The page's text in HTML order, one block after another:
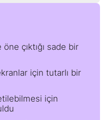
çıktığı sade bir
için tutarlı bir
için